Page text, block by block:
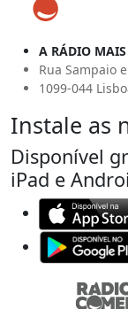
A RÁDIO
Rua Sampaio
1099-044
Instale as
Disponível
iPad e